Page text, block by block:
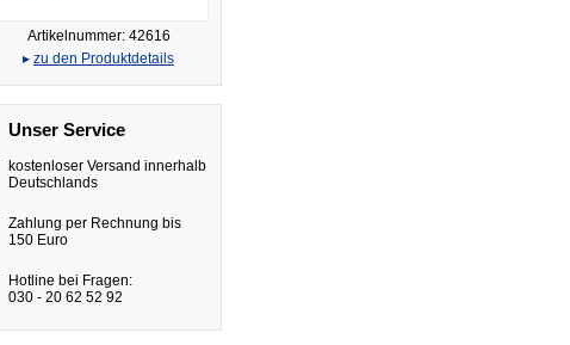
Artikelnummer: 42616
▸ zu den Produktdetails
Unser Service
kostenloser Versand innerhalb
Deutschlands
Zahlung per Rechnung bis
150 Euro
Hotline bei Fragen:
030 - 20 62 52 92